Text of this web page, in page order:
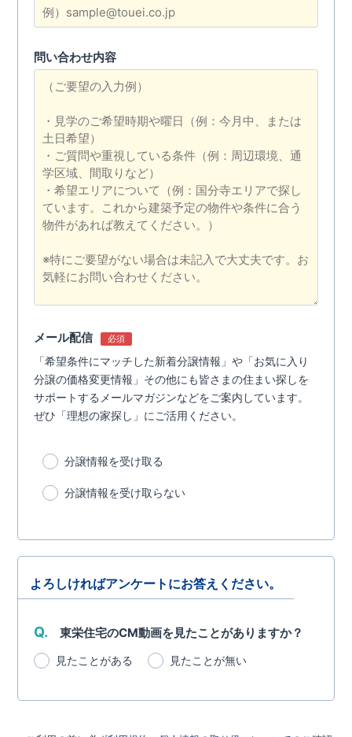
問い合わせ内容
メール配信 必須
「希望条件にマッチした新着分譲情報」や「お気に入り
分譲の価格変更情報」その他にも皆さまの住まい探しを
サポートするメールマガジンなどをご案内しています。
ぜひ「理想の家探し」にご活用ください。
分譲情報を受け取る
分譲情報を受け取らない
よろしければアンケートにお答えください。
Q. 東栄住宅のCM動画を見たことがありますか？
見たことがある 見たことが無い